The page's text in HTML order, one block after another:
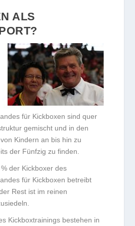
ALS
für Kickboxen sind quer
gemischt und in den
Kindern an bis hin zu
der Fünfzig zu finden.
der Kickboxer des
für Kickboxen betreibt
Rest ist im reinen
Kickboxtrainings bestehen in